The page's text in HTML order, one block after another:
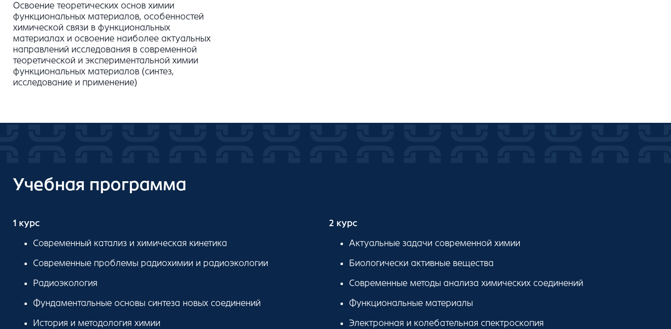
Освоение теоретических основ химии
функциональных материалов, особенностей
химической связи в функциональных
материалах и освоение наиболее актуальных
направлений исследования в современной
теоретической и экспериментальной химии
функциональных материалов (синтез,
исследование и применение)
Учебная программа
1 курс
Современный катализ и химическая кинетика
Современные проблемы радиохимии и радиоэкологии
Радиоэкология
Фундаментальные основы синтеза новых соединений
История и методология химии
2 курс
Актуальные задачи современной химии
Биологически активные вещества
Современные методы анализа химических соединений
Функциональные материалы
Электронная и колебательная спектроскопия